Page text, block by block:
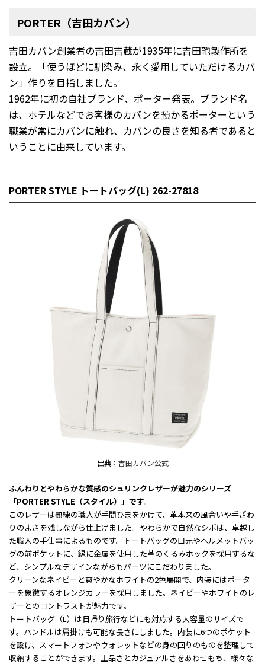
PORTER（吉田カバン）
吉田カバン創業者の吉田吉蔵が1935年に吉田鞄製作所を
設立。「使うほどに馴染み、永く愛用していただけるカバ
ン」作りを目指しました。
1962年に初の自社ブランド、ポーター発表。ブランド名
は、ホテルなどでお客様のカバンを預かるポーターという
職業が常にカバンに触れ、カバンの良さを知る者であると
いうことに由来しています。
PORTER STYLE トートバッグ(L) 262-27818
出典： 吉田カバン公式
ふんわりとやわらかな質感のシュリンクレザーが魅力のシリーズ
「PORTER STYLE（スタイル）」です。
このレザーは熟練の職人が手間ひまをかけて、革本来の風合いや手ざわ
りのよさを残しながら仕上げました。やわらかで自然なシボは、卓越し
た職人の手仕事によるものです。トートバッグの口元やヘルメットバッ
グの前ポケットに、縁に金属を使用した革のくるみホックを採用するな
ど、シンプルなデザインながらもパーツにこだわりました。
クリーンなネイビーと爽やかなホワイトの2色展開で、内装にはポータ
ーを象徴するオレンジカラーを採用しました。ネイビーやホワイトのレ
ザーとのコントラストが魅力です。
トートバッグ（L）は日帰り旅行などにも対応する大容量のサイズで
す。ハンドルは肩掛けも可能な長さにしました。内装に6つのポケット
を設け、スマートフォンやウォレットなどの身の回りのものを整理して
収納することができます。上品さとカジュアルさをあわせもち、様々な